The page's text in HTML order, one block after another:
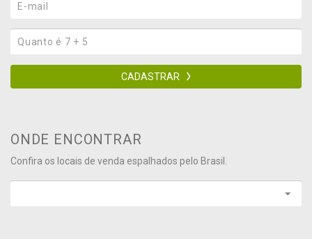
CADASTRAR
ONDE ENCONTRAR
Confira os locais de venda espalhados pelo Brasil.